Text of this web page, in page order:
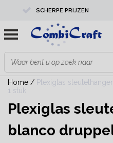
SCHERPE PRIJZEN
PROFESSIONELE KWALITEIT
EXPERTS IN MAATWERK
Home / Plexiglas
1 stuk
Plexiglas
blanco